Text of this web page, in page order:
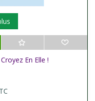
En Elle !